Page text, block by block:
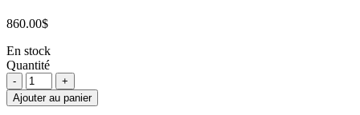
860.00$
En stock
Quantité
COUPE
CABLE
À
Ajouter au panier